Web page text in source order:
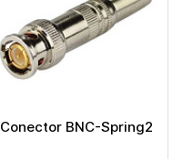
Conector BNC-Spring2